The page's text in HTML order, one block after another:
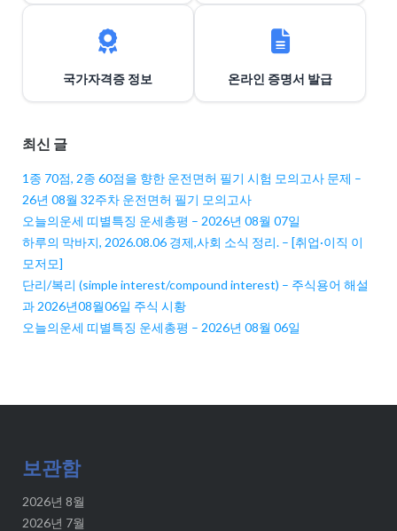
국가자격증 정보 온라인 증명서 발급
최신 글
1종 70점, 2종 60점을 향한 운전면허 필기 시험 모의고사 문제 –
26년 08월 32주차 운전면허 필기 모의고사
오늘의운세 띠별특징 운세총평 – 2026년 08월 07일
하루의 막바지, 2026.08.06 경제,사회 소식 정리. – [취업·이직 이
모저모]
단리/복리 (simple interest/compound interest) – 주식용어 해설
과 2026년08월06일 주식 시황
오늘의운세 띠별특징 운세총평 – 2026년 08월 06일
보관함
2026년 8월
2026년 7월